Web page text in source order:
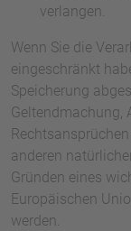
verlangen.
Wenn Sie die
eingeschränkt
Speicherung
Geltendmachung,
anderen
Gründen eines
Europäischen
werden.